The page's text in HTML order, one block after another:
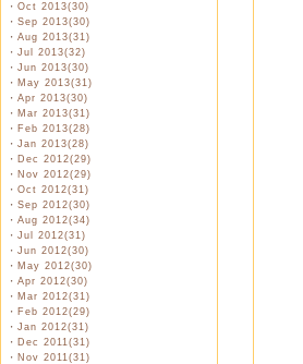
・ Oct 2013(30)
・ Sep 2013(30)
・ Aug 2013(31)
・ Jul 2013(32)
・ Jun 2013(30)
・ May 2013(31)
・ Apr 2013(30)
・ Mar 2013(31)
・ Feb 2013(28)
・ Jan 2013(28)
・ Dec 2012(29)
・ Nov 2012(29)
・ Oct 2012(31)
・ Sep 2012(30)
・ Aug 2012(34)
・ Jul 2012(31)
・ Jun 2012(30)
・ May 2012(30)
・ Apr 2012(30)
・ Mar 2012(31)
・ Feb 2012(29)
・ Jan 2012(31)
・ Dec 2011(31)
・ Nov 2011(31)